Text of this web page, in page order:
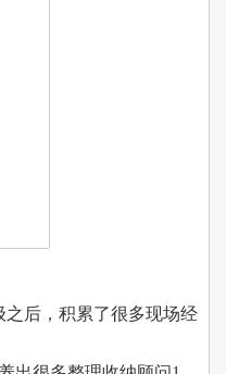
之后，积累了很多现场经